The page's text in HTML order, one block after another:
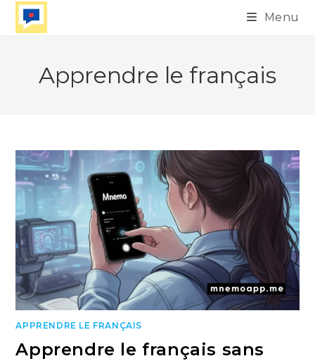
Skip
Menu
Apprendre le français
APPRENDRE LE FRANÇAIS
Apprendre le français sans